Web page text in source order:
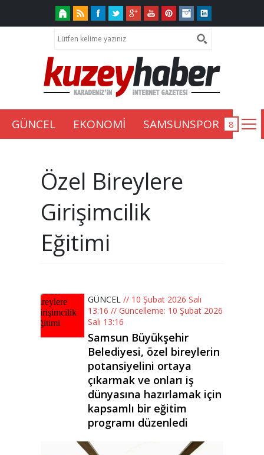
GÜNCEL EKONOMİ SAMSUNSPOR
Özel Bireylere
Girişimcilik
Eğitimi
GÜNCEL // 10 Şubat 2026 Salı
13:16 // Güncelleme: 10 Şubat 2026
Salı 13:16
Samsun Büyükşehir
Belediyesi, özel bireylerin
potansiyelini ortaya
çıkarmak ve onları iş
dünyasına hazırlamak için
kapsamlı bir eğitim
programı düzenledi